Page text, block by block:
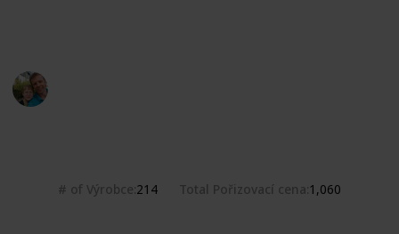
# of Výrobce 214 Total Pořizovací cena 1,060